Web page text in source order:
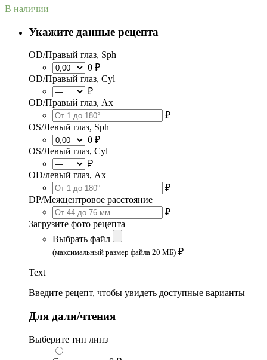
В наличии
Укажите данные рецепта
OD/Правый глаз, Sph
0 ₽
OD/Правый глаз, Cyl
₽
OD/Правый глаз, Ax
₽
OS/Левый глаз, Sph
0 ₽
OS/Левый глаз, Cyl
₽
OD/левый глаз, Ax
₽
DP/Межцентровое расстояние
₽
Загрузите фото рецепта
Выбрать файл
(максимальный размер файла 20 МБ) ₽
Text
Введите рецепт, чтобы увидеть доступные варианты
Для дали/чтения
Выберите тип линз